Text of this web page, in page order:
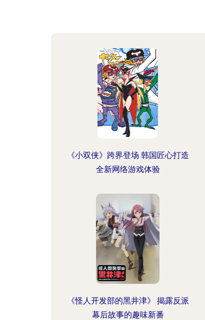
《小双侠》跨界登场 韩国匠心打造
全新网络游戏体验
《怪人开发部的黑井津》 揭露反派
幕后故事的趣味新番